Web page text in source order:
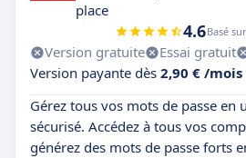
place
4.6Basé sur
Version gratuite Essai gratuit
Version payante dès 2,90 € /mois
Gérez tous vos mots de passe en
sécurisé. Accédez à tous vos
générez des mots de passe forts